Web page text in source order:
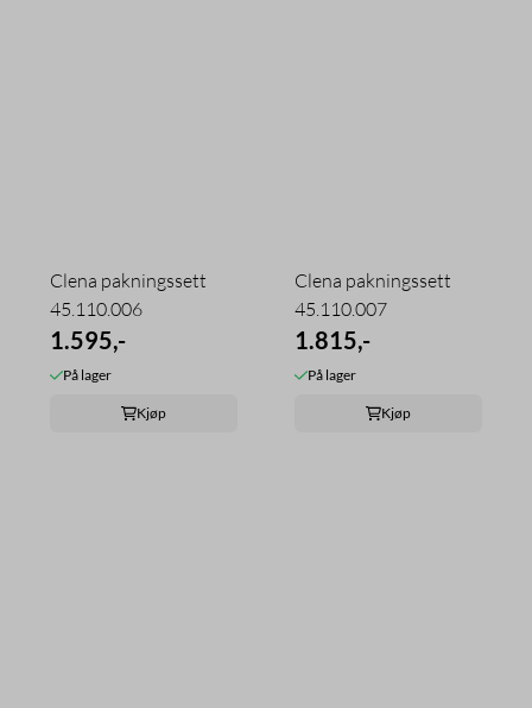
Clena pakningssett
45.110.006
1.595,-
På lager
Kjøp
Clena pakningssett
45.110.007
1.815,-
På lager
Kjøp